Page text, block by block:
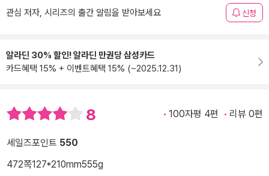
관심 저자, 시리즈의 출간 알림을 받아보세요 신청
알라딘 30% 할인! 알라딘 만권당 삼성카드
카드혜택 15% + 이벤트혜택 15% (~2025.12.31)
8 100자평 4편 리뷰 0편
세일즈포인트 550
472쪽127*210mm555g